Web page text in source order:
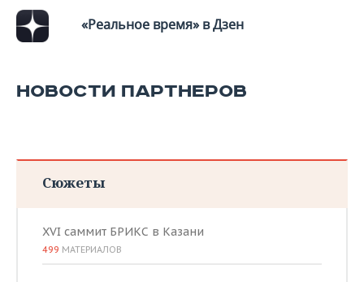
«Реальное время» в Дзен
НОВОСТИ ПАРТНЕРОВ
Сюжеты
XVI саммит БРИКС в Казани
499 МАТЕРИАЛОВ